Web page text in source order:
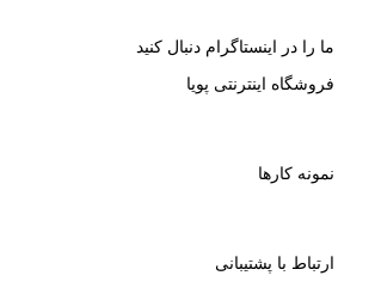
ما را در اینستاگرام دنبال کنید
فروشگاه اینترنتی پویا
نمونه کارها
ارتباط با پشتیبانی